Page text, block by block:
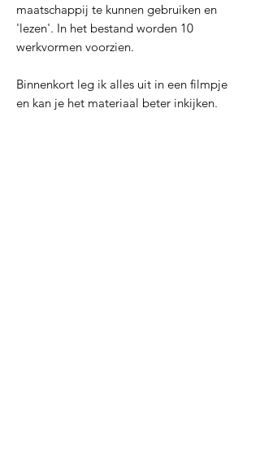
maatschappij te kunnen gebruiken en
'lezen'. In het bestand worden 10
werkvormen voorzien.
Binnenkort leg ik alles uit in een filmpje
en kan je het materiaal beter inkijken.